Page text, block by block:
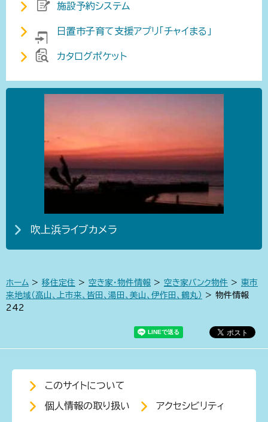
施設予約システム
日置市子育て支援アプリ「チャイまる」
カタログポケット
吹上浜ライブカメラ
ホーム > 移住定住 > 空き家・物件情報 > 空き家バンク物件 > 東市
来地域（高山、上市来、皆田、湯田、美山、伊作田、鶴丸） > 物件情報
242
このサイトについて
個人情報の取り扱い アクセシビリティ